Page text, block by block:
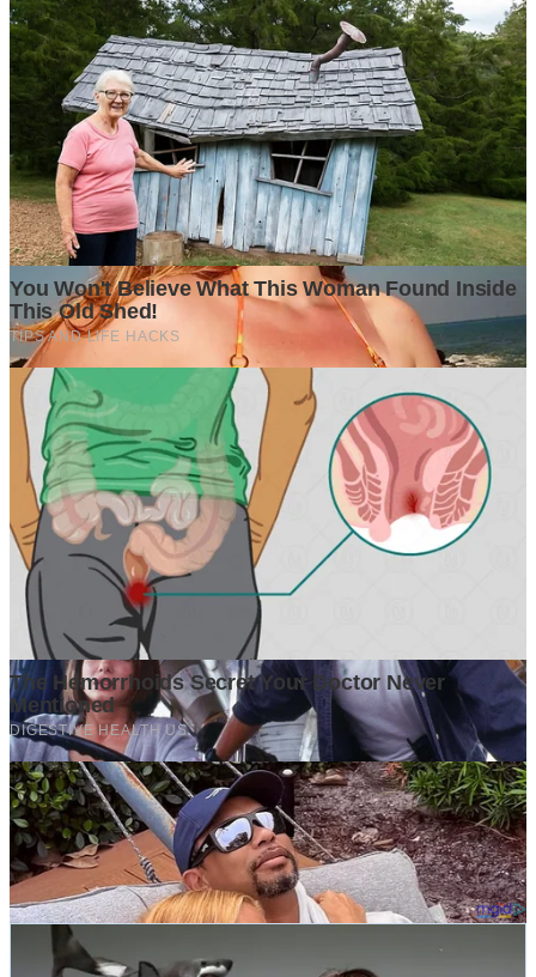
Kategori
Bisnis
Finansial
Insight
Lifestyle
Market
Opini Pakar
Tech
Ikuti Kami
©2026 GrapadiNews
. All rights reserved.
Iklan